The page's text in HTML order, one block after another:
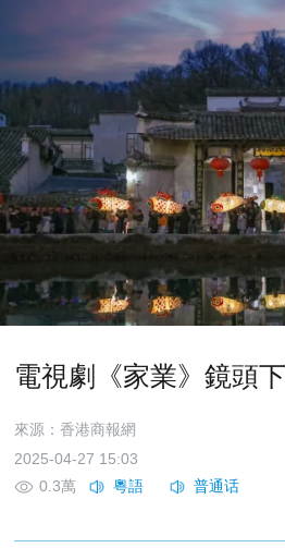
電視劇《家業》鏡頭
來源：香港商報網
2025-04-27 15:03
0.3萬